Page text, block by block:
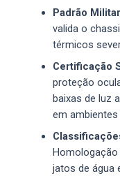
Padrão
valida o
térmicos
Certificação
proteção
baixas de luz
em
jatos de água